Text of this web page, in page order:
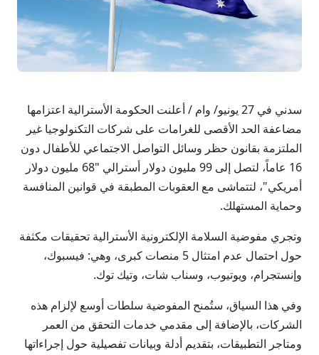
سدني في 27 يونيو/ وام / أعلنت الحكومة الأسترالية اعتزامها
مضاعفة الحد الأقصى للغرامات على شركات التكنولوجيا غير
الملتزمة بقانون حظر وسائل التواصل الاجتماعي للأطفال دون
16 عاماً، لتصل إلى 99 مليون دولار أسترالي "68 مليون دولار
أمريكي"، لتتماشى مع العقوبات المطبقة في قوانين المنافسة
وحماية المستهلك.
وتجري مفوضية السلامة الإلكترونية الأسترالية تحقيقات مكثفة
حول احتمال عدم امتثال 5 منصات كبرى، وهي: فيسبوك،
وإنستجرام، ويوتيوب، وسناب شات، وتيك توك.
وفي هذا السياق، ستُمنح المفوضية سلطات أوسع لإلزام هذه
الشركات، بالإضافة إلى مقدمي خدمات التحقق من العمر
ومتاجر التطبيقات، بتقديم أدلة وبيانات تفصيلية حول إجراءاتها